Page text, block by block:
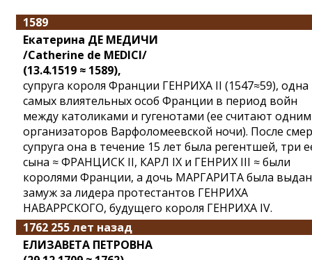
1589
Екатерина ДЕ МЕДИЧИ
/Catherine de MEDICI/
(13.4.1519 ≈ 1589),
супруга короля Франции ГЕНРИХА II (1547≈59), одна
самых влиятельных особ Франции в период войн
между католиками и гугенотами (ее считают
организаторов Варфоломеевской ночи). После
супруга она в течение 15 лет была регентшей, три
сына ≈ ФРАНЦИСК II, КАРЛ IX и ГЕНРИХ III ≈ были
королями Франции, а дочь МАРГАРИТА была
замуж за лидера протестантов ГЕНРИХА
НАВАРРСКОГО, будущего короля ГЕНРИХА IV.
1762 255 лет назад
ЕЛИЗАВЕТА ПЕТРОВНА